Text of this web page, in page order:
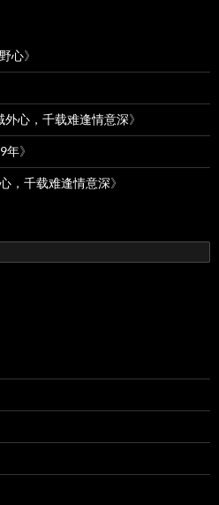
心》
外心，千载难逢情意深》
年》
，千载难逢情意深》